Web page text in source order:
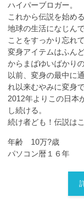
ハイパーブロガー。
これから伝説を始め
地球の生活になじん
ことをすっかり忘れ
変身アイテムはふん
からまばゆいばかり
以前、変身の最中に
れ以来むやみに変身
2012年よりこの日本
し続ける。
続け者ども！伝説は
年齢 10万?歳
パソコン暦１６年